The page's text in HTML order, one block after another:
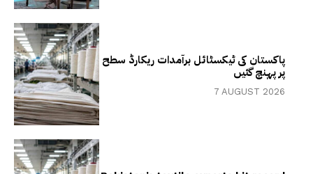
پاکستان کی ٹیکسٹائل برآمدات ریکارڈ سطح
پر پہنچ گئیں
7 AUGUST 2026